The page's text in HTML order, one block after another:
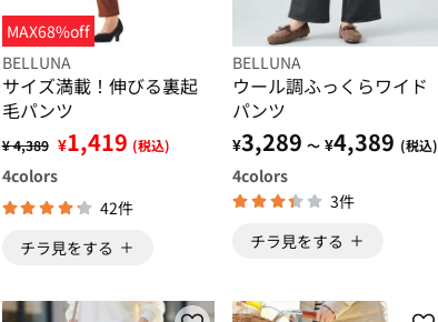
MAX68%off
BELLUNA
サイズ満載！伸びる裏起
毛パンツ
¥ 4,389 ¥1,419 (税込)
4colors
42件
チラ見をする
BELLUNA
ウール調ふっくらワイド
パンツ
¥3,289 ～ ¥4,389 (税込)
4colors
3件
チラ見をする